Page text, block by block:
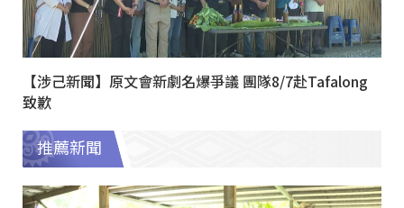
【涉己新聞】原文會新劇名爆爭議 團隊8/7赴Tafalong
致歉
推薦新聞